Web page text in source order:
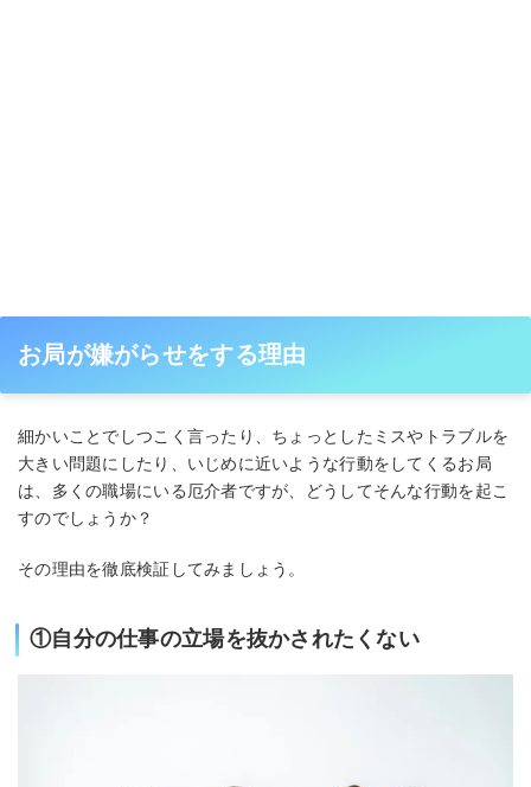
お局が嫌がらせをする理由
細かいことでしつこく言ったり、ちょっとしたミスやトラブルを
大きい問題にしたり、いじめに近いような行動をしてくるお局
は、多くの職場にいる厄介者ですが、どうしてそんな行動を起こ
すのでしょうか？
その理由を徹底検証してみましょう。
①自分の仕事の立場を抜かされたくない